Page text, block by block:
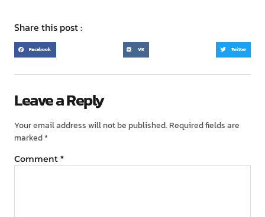
Share this post :
Facebook VK Twitter
Leave a Reply
Your email address will not be published. Required fields are
marked*
Comment *